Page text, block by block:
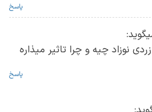
پاسخ
نوزاد چیه و چرا تاثیر میذاره
پاسخ